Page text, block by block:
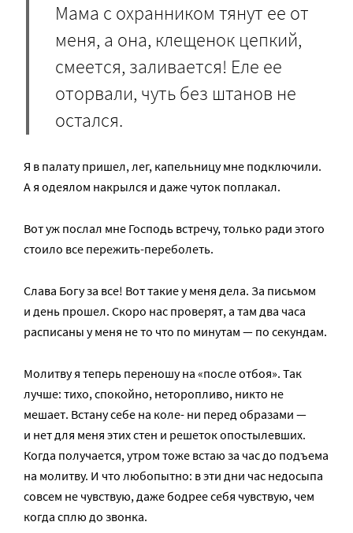
Мама с охранником тянут ее от
меня, а она, клещенок цепкий,
смеется, заливается! Еле ее
оторвали, чуть без штанов не
остался.
Я в палату пришел, лег, капельницу мне подключили.
А я одеялом накрылся и даже чуток поплакал.
Вот уж послал мне Господь встречу, только ради этого
стоило все пережить-переболеть.
Слава Богу за все! Вот такие у меня дела. За письмом
и день прошел. Скоро нас проверят, а там два часа
расписаны у меня не то что по минутам — по секундам.
Молитву я теперь переношу на «после отбоя». Так
лучше: тихо, спокойно, неторопливо, никто не
мешает. Встану себе на коле- ни перед образами —
и нет для меня этих стен и решеток опостылевших.
Когда получается, утром тоже встаю за час до подъема
на молитву. И что любопытно: в эти дни час недосыпа
совсем не чувствую, даже бодрее себя чувствую, чем
когда сплю до звонка.